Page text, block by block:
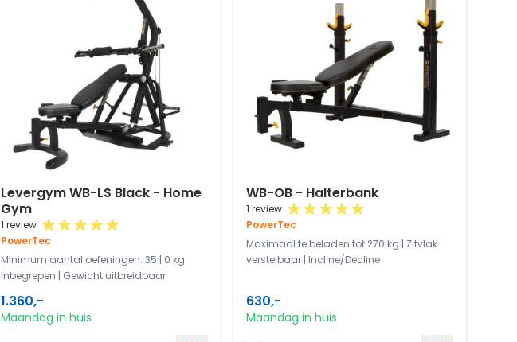
1 review
Levergym WB-LS Black - Home
Gym
PowerTec
Minimum aantal oefeningen: 35 | 0 kg
inbegrepen | Gewicht uitbreidbaar
1.360,-
Maandag in huis
1 review
WB-OB - Halterbank
PowerTec
Maximaal te beladen tot 270 kg | Zitvlak
verstelbaar | Incline/Decline
630,-
Maandag in huis